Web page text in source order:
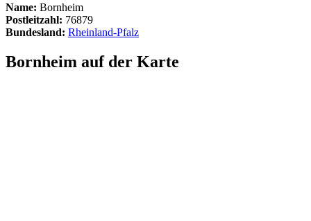
Name: Bornheim
Postleitzahl: 76879
Bundesland: Rheinland-Pfalz
Bornheim auf der Karte